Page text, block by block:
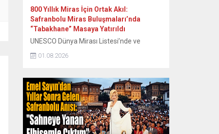
800 Yıllık Miras İçin Ortak Akıl:
Safranbolu Miras Buluşmaları’nda
“Tabakhane” Masaya Yatırıldı
UNESCO Dünya Mirası Listesi’nde ve
Cittaslow (Sakin Şehir) ağında yer alan
tarihi kent Safranbolu’da, kentin tarihsel ve
aktarmayı hedefleyen “Safranbolu Miras
Buluşmaları” serisinin ikincisi
gerçekleştirildi. Safranbolu Belediyesi
Kültürel Miras Koruma Müdürlüğü
tarafından organize edilen etkinlik, kentin
tarihsel üretim kültürünün kalbinde yer
01.08.2026